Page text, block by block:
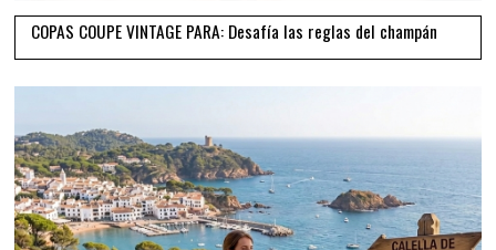
COPAS COUPE VINTAGE PARA: Desafía las reglas del champán